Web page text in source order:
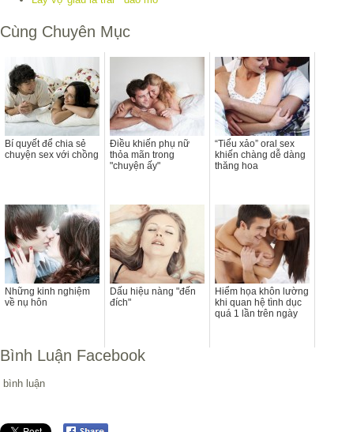
Cùng Chuyên Mục
Bí quyết để chia sẻ
chuyện sex với chồng
Điều khiến phụ nữ
thỏa mãn trong
"chuyện ấy"
“Tiểu xảo” oral sex
khiến chàng dễ dàng
thăng hoa
Những kinh nghiệm
về nụ hôn
Dấu hiệu nàng "đến
đích"
Hiểm họa khôn lường
khi quan hệ tình dục
quá 1 lần trên ngày
Bình Luận Facebook
bình luận